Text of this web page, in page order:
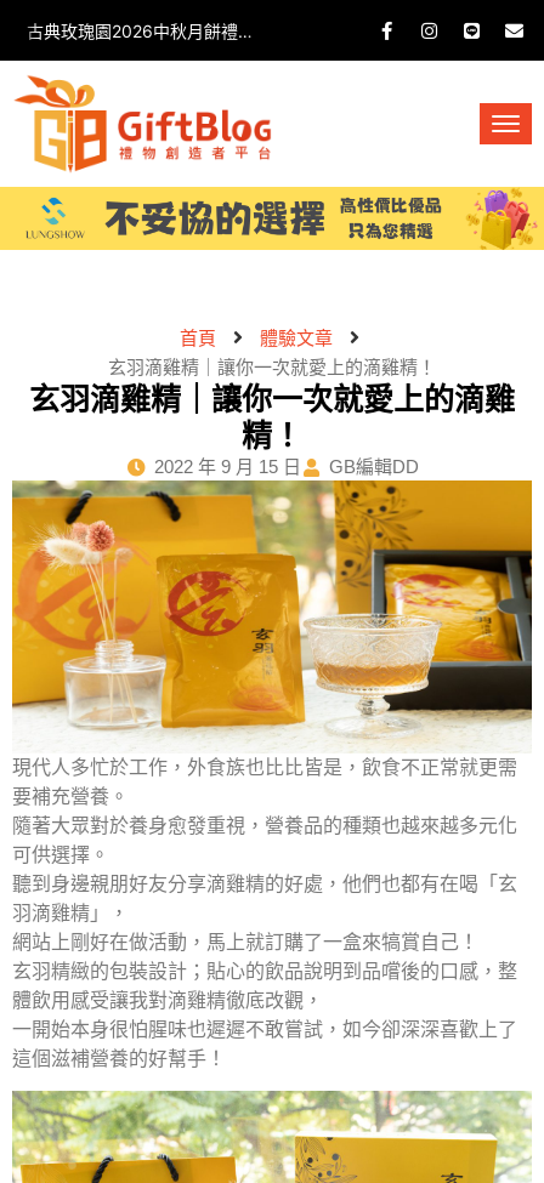
古典玫瑰園2026中秋月餅禮盒開箱分享 / 餐飲門市下午茶 體驗分享
首頁
體驗文章
玄羽滴雞精｜讓你一次就愛上的滴雞精！
玄羽滴雞精｜讓你一次就愛上的滴雞
精！
2022 年 9 月 15 日 GB編輯DD
現代人多忙於工作，外食族也比比皆是，飲食不正常就更需
要補充營養。
隨著大眾對於養身愈發重視，營養品的種類也越來越多元化
可供選擇。
聽到身邊親朋好友分享滴雞精的好處，他們也都有在喝「玄
羽滴雞精」，
網站上剛好在做活動，馬上就訂購了一盒來犒賞自己！
玄羽精緻的包裝設計；貼心的飲品說明到品嚐後的口感，整
體飲用感受讓我對滴雞精徹底改觀，
一開始本身很怕腥味也遲遲不敢嘗試，如今卻深深喜歡上了
這個滋補營養的好幫手！